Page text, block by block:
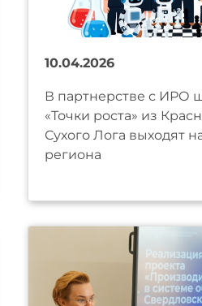
10.04.2026
В партнерстве с ИРО
«Точки роста» из
Сухого Лога выходят
региона